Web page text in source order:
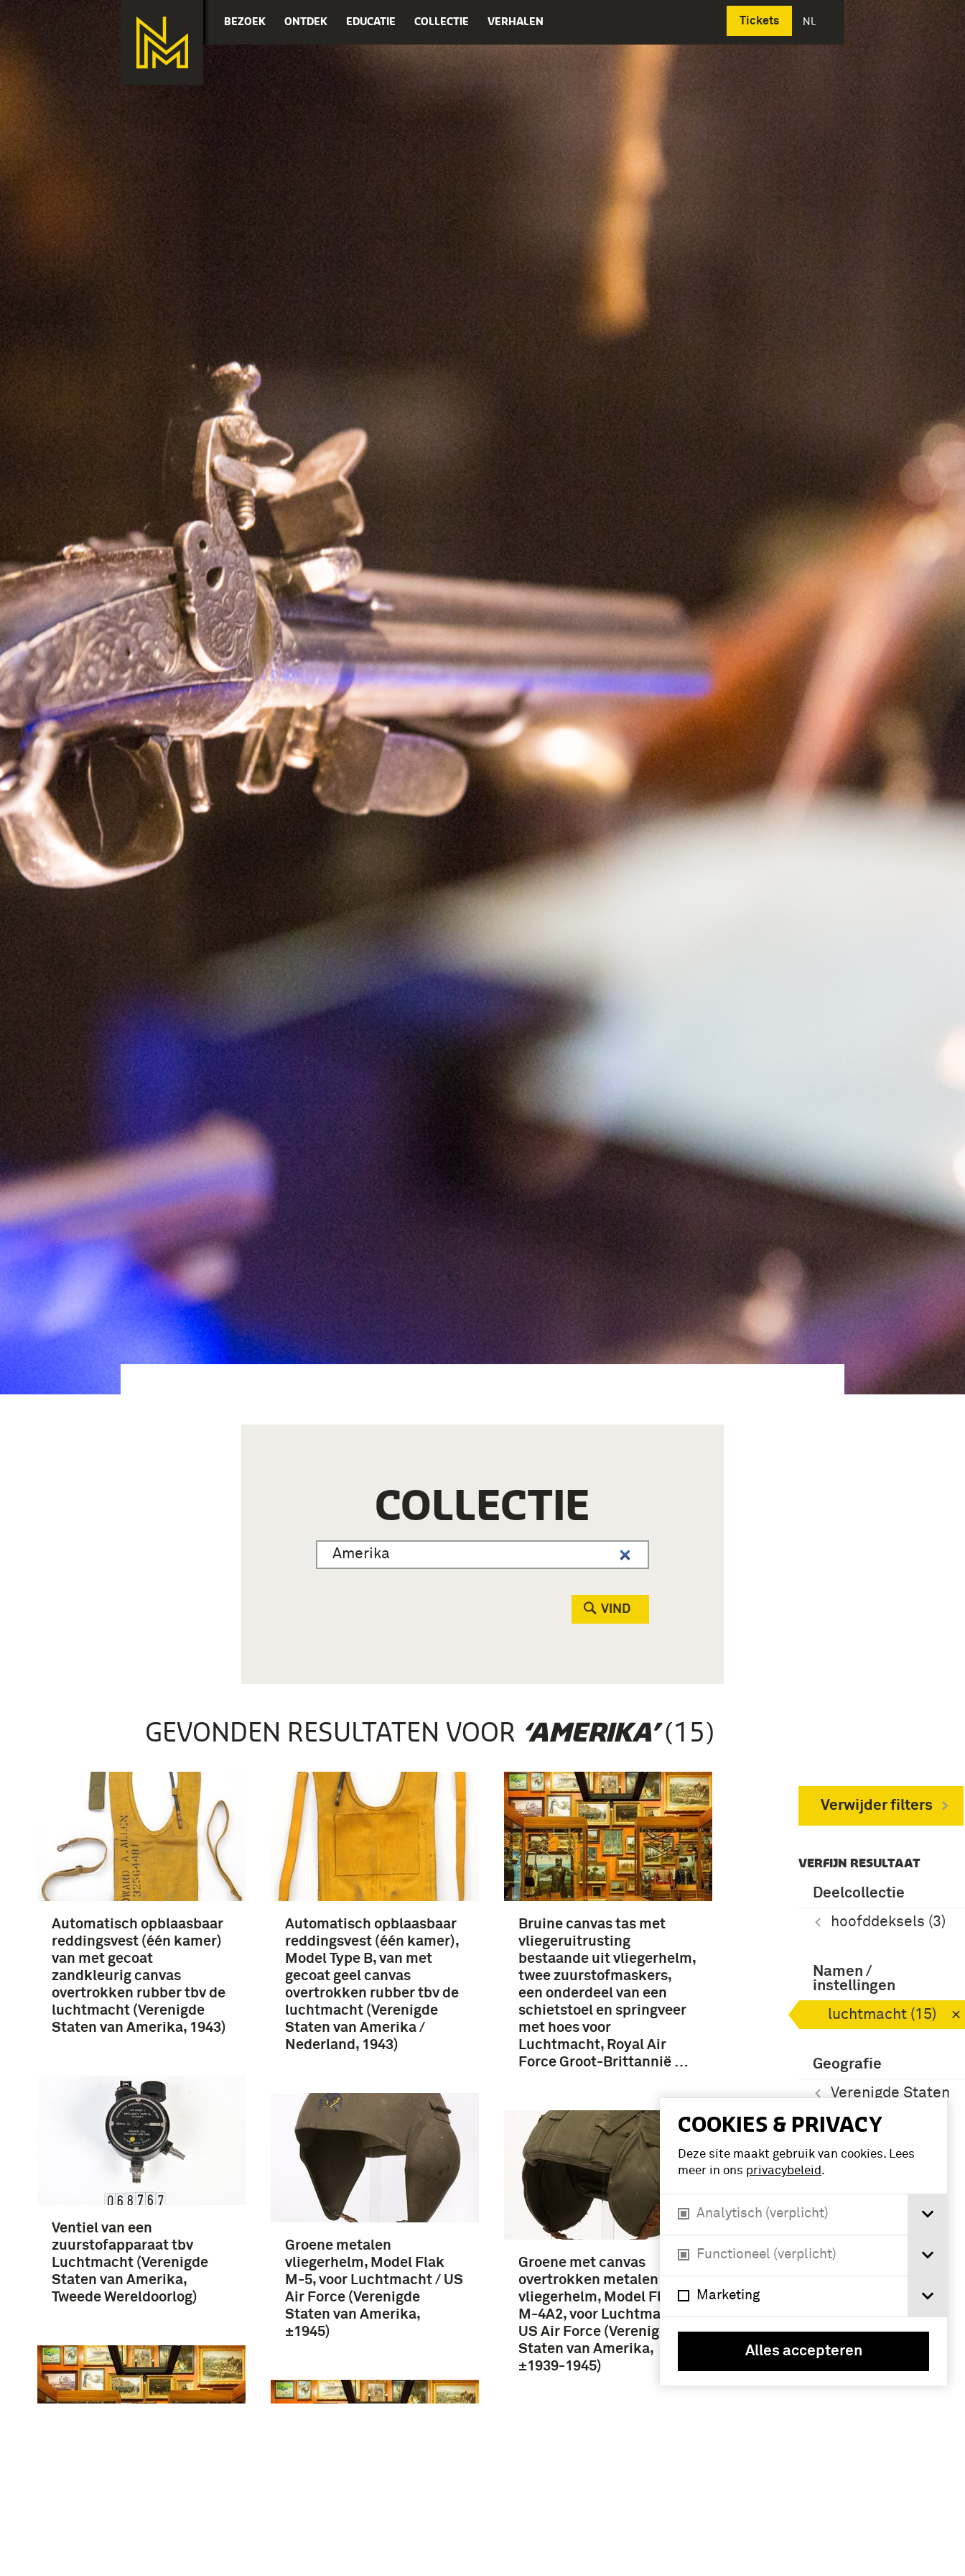
BEZOEK ONTDEK EDUCATIE COLLECTIE VERHALEN Tickets NL
Deutsch
COOKIES & PRIVACY
Deze site maakt gebruik van cookies. Lees
meer in ons privacybeleid.
Analytisch (verplicht)
Functioneel (verplicht)
Marketing
Alles accepteren
COLLECTIE
VIND
GEVONDEN RESULTATEN VOOR ‘AMERIKA’(15)
Verwijder filters
VERFIJN RESULTAAT
Deelcollectie
hoofddeksels (3)
Namen /
instellingen
luchtmacht (15)
Geografie
Verenigde Staten
Automatisch opblaasbaar
reddingsvest (één kamer)
van met gecoat
zandkleurig canvas
overtrokken rubber tbv de
luchtmacht (Verenigde
Staten van Amerika, 1943)
Ventiel van een
zuurstofapparaat tbv
Luchtmacht (Verenigde
Staten van Amerika,
Tweede Wereldoorlog)
Automatisch opblaasbaar
reddingsvest (één kamer),
Model Type B, van met
gecoat geel canvas
overtrokken rubber tbv de
luchtmacht (Verenigde
Staten van Amerika /
Nederland, 1943)
Groene metalen
vliegerhelm, Model Flak
M-5, voor Luchtmacht / US
Air Force (Verenigde
Staten van Amerika,
±1945)
Bruine canvas tas met
vliegeruitrusting
bestaande uit vliegerhelm,
twee zuurstofmaskers,
een onderdeel van een
schietstoel en springveer
met hoes voor
Luchtmacht, Royal Air
Force Groot-Brittannië …
Groene met canvas
overtrokken metalen
vliegerhelm, Model Flak
M-4A2, voor Luchtmacht /
US Air Force (Verenigde
Staten van Amerika,
±1939-1945)